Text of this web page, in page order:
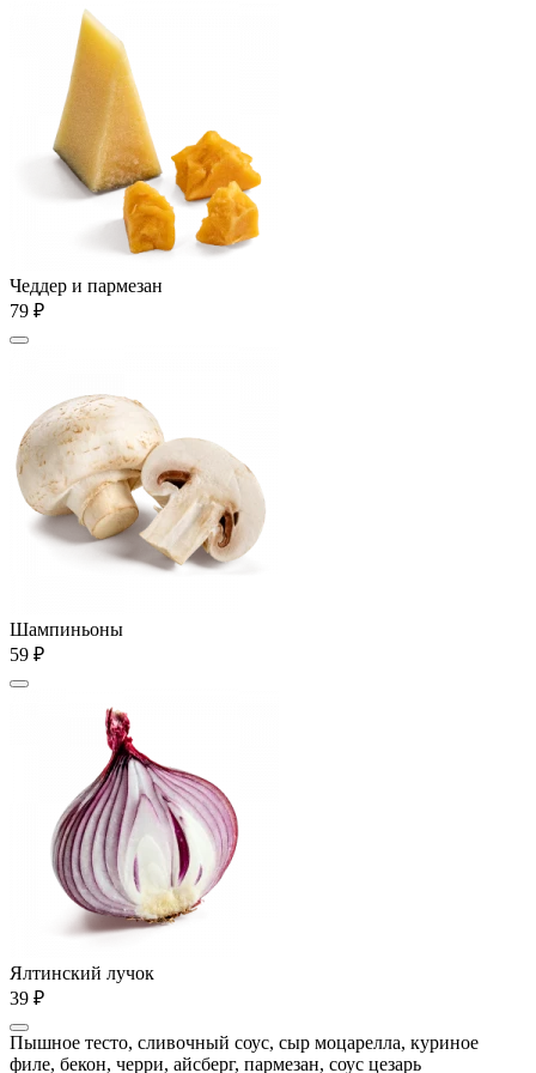
Чеддер и пармезан
79 ₽
Шампиньоны
59 ₽
Ялтинский лучок
39 ₽
Пышное тесто, сливочный соус, сыр моцарелла, куриное
филе, бекон, черри, айсберг, пармезан, соус цезарь